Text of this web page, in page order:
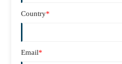
Country*
Email*